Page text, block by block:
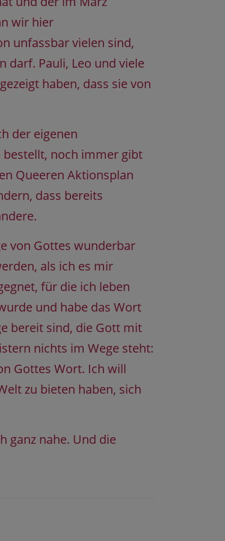
wir hier
unfassbar vielen sind,
darf. Pauli, Leo und viele
haben, dass sie von
der eigenen
noch immer gibt
Queeren Aktionsplan
dass bereits
von Gottes wunderbar
als ich es mir
für die ich leben
und habe das Wort
bereit sind, die Gott mit
nichts im Wege steht:
Gottes Wort. Ich will
zu bieten haben, sich
ganz nahe. Und die